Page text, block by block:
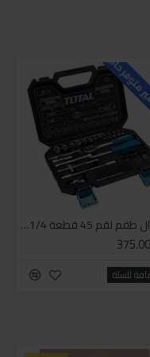
حاليا
توتال طقم لقم 45 قطعة 1/4 بوصة
للسلة